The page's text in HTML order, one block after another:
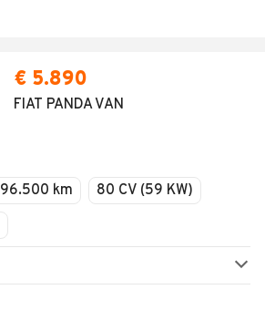
€ 5.890
FIAT PANDA VAN
96.500 km
80 CV (59 KW)